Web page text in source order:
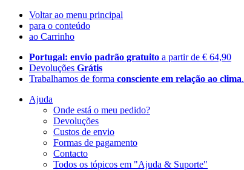
Voltar ao menu principal
para o conteúdo
ao Carrinho
Portugal: envio padrão gratuito a partir de € 64,90
Devoluções Grátis
Trabalhamos de forma consciente em relação ao clima.
Ajuda
Onde está o meu pedido?
Devoluções
Custos de envio
Formas de pagamento
Contacto
Todos os tópicos em "Ajuda & Suporte"